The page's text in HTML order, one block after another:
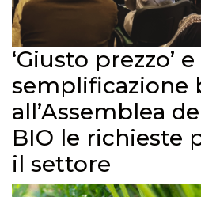
‘Giusto prezzo’ e
semplificazione
all’Assemblea
BIO le richieste
il settore